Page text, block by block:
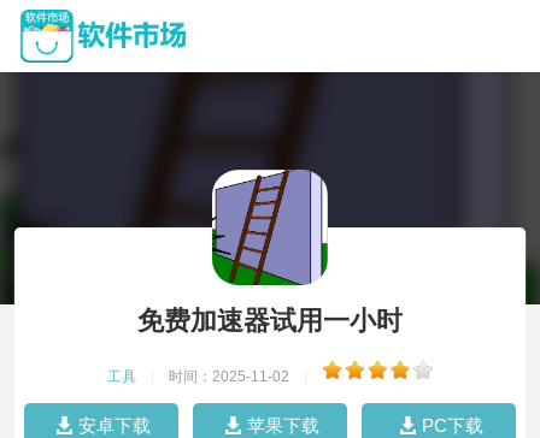
免费加速器试用一小时
工具 时间：2025-11-02
安卓下载 苹果下载 PC下载